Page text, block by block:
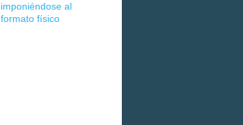
imponiéndose al
formato físico